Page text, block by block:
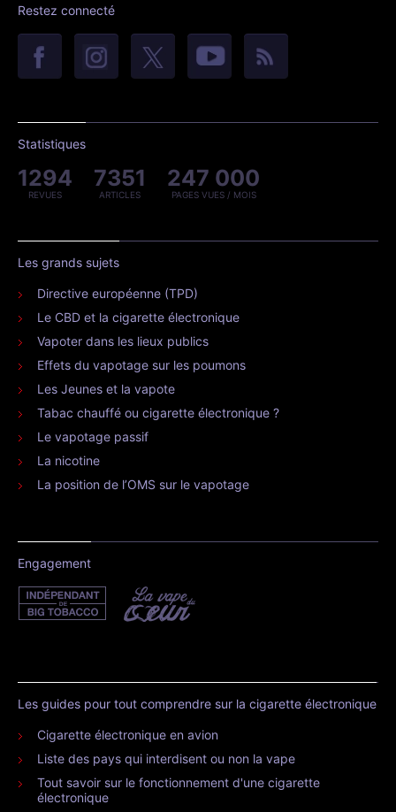
Restez connecté
Statistiques
1294
REVUES
7351
ARTICLES
247 000
PAGES VUES / MOIS
Les grands sujets
Directive européenne (TPD)
Le CBD et la cigarette électronique
Vapoter dans les lieux publics
Effets du vapotage sur les poumons
Les Jeunes et la vapote
Tabac chauffé ou cigarette électronique ?
Le vapotage passif
La nicotine
La position de l’OMS sur le vapotage
Engagement
Les guides pour tout comprendre sur la cigarette électronique
Cigarette électronique en avion
Liste des pays qui interdisent ou non la vape
Tout savoir sur le fonctionnement d'une cigarette
électronique